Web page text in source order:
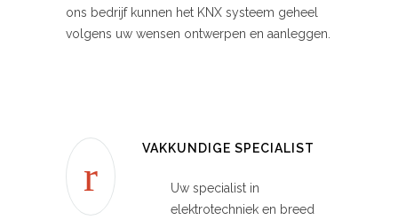
ons bedrijf kunnen het KNX systeem geheel
volgens uw wensen ontwerpen en aanleggen.
VAKKUNDIGE SPECIALIST
Uw specialist in
elektrotechniek en breed